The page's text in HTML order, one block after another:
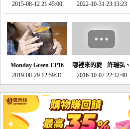
promo-我想開間咖啡
館(謝佳凌)
2015-08-12 21:45:00
2022-10-31 23:13:23
Monday Green EP16
超意外~環保原來可以
邊玩邊做！
2019-08-29 12:59:31
哪裡來的愛 - 許瑞弘、
李其芬
2016-10-07 22:32:40